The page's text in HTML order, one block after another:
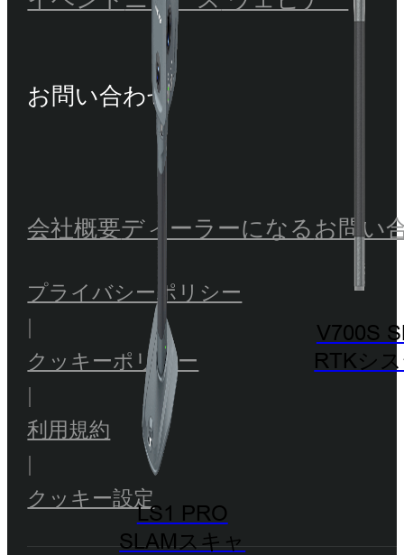
LS1 PRO
SLAMスキャ
V700S
RTKシ
お問い合わせ
会社概要ディーラーになるお問い
プライバシーポリシー
クッキーポリシー
利用規約
クッキー設定